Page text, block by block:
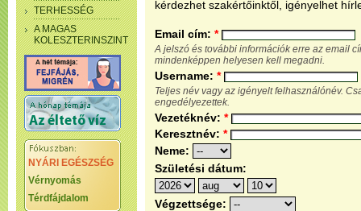
TERHESSÉG
A MAGAS
KOLESZTERINSZINT
NYÁRI EGÉSZSÉG
Vérnyomás
Térdfájdalom
kérdezhet szakértőinktől, igényelhet
Email cím: *
A jelszó és további információk erre az email
mindenképpen helyesen kell megadni.
Username: *
Teljes név vagy az igényelt felhasználónév.
engedélyezettek.
Vezetéknév: *
Keresztnév: *
Neme:
Születési dátum:
Végzettsége: